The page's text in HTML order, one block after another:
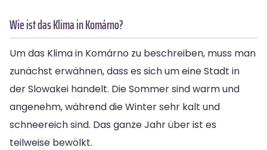
Wie ist das Klima in Komárno?
Um das Klima in Komárno zu beschreiben, muss man
zunächst erwähnen, dass es sich um eine Stadt in
der Slowakei handelt. Die Sommer sind warm und
angenehm, während die Winter sehr kalt und
schneereich sind. Das ganze Jahr über ist es
teilweise bewölkt.